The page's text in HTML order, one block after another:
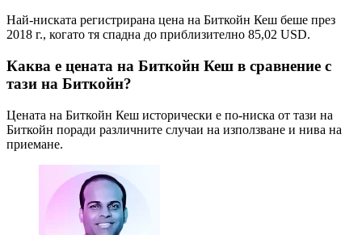
Най-ниската регистрирана цена на Биткойн Кеш беше през
2018 г., когато тя спадна до приблизително 85,02 USD.
Каква е цената на Биткойн Кеш в сравнение с
тази на Биткойн?
Цената на Биткойн Кеш исторически е по-ниска от тази на
Биткойн поради различните случаи на използване и нива на
приемане.